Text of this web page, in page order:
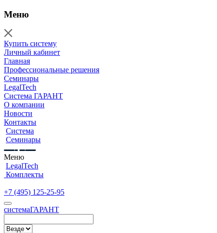
Меню
Купить систему
Личный кабинет
Главная
Профессиональные решения
Семинары
LegalTech
Система ГАРАНТ
О компании
Новости
Контакты
Система
Семинары
Меню
LegalTech
Комплекты
+7 (495) 125-25-95
cистемаГАРАНТ